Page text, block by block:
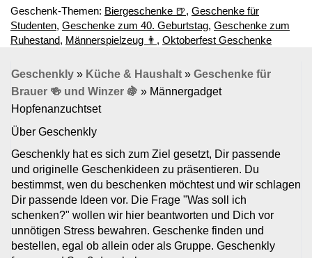
Geschenk-Themen: Biergeschenke 🍺, Geschenke für
Studenten, Geschenke zum 40. Geburtstag, Geschenke zum
Ruhestand, Männerspielzeug 👨 , Oktoberfest Geschenke
Geschenkly » Küche & Haushalt » Geschenke für
Brauer 🍻 und Winzer 🍇 » Männergadget
Hopfenanzuchtset
Über Geschenkly
Geschenkly hat es sich zum Ziel gesetzt, Dir passende
und originelle Geschenkideen zu präsentieren. Du
bestimmst, wen du beschenken möchtest und wir schlagen
Dir passende Ideen vor. Die Frage "Was soll ich
schenken?" wollen wir hier beantworten und Dich vor
unnötigen Stress bewahren. Geschenke finden und
bestellen, egal ob allein oder als Gruppe. Geschenkly